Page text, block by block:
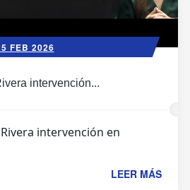
FEB 2026
intervención...
intervención en
LEER MÁS